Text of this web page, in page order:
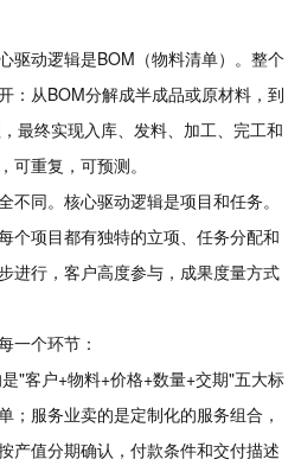
驱动逻辑是BOM（物料清单）。整个
从BOM分解成半成品或原材料，到
最终实现入库、发料、加工、完工和
可重复，可预测。
不同。核心驱动逻辑是项目和任务。
个项目都有独特的立项、任务分配和
进行，客户高度参与，成果度量方式
一个环节：
"客户+物料+价格+数量+交期"五大标
；服务业卖的是定制化的服务组合，
产值分期确认，付款条件和交付描述